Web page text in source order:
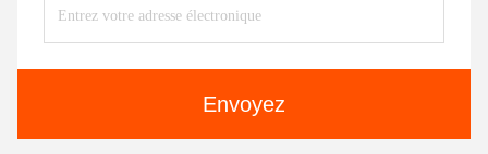
Envoyez